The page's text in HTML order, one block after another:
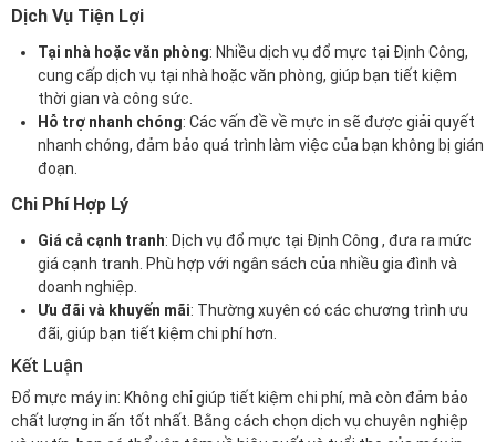
Dịch Vụ Tiện Lợi
Tại nhà hoặc văn phòng: Nhiều dịch vụ đổ mực tại Định Công,
cung cấp dịch vụ tại nhà hoặc văn phòng, giúp bạn tiết kiệm
thời gian và công sức.
Hỗ trợ nhanh chóng: Các vấn đề về mực in sẽ được giải quyết
nhanh chóng, đảm bảo quá trình làm việc của bạn không bị gián
đoạn.
Chi Phí Hợp Lý
Giá cả cạnh tranh: Dịch vụ đổ mực tại Định Công , đưa ra mức
giá cạnh tranh. Phù hợp với ngân sách của nhiều gia đình và
doanh nghiệp.
Ưu đãi và khuyến mãi: Thường xuyên có các chương trình ưu
đãi, giúp bạn tiết kiệm chi phí hơn.
Kết Luận
Đổ mực máy in: Không chỉ giúp tiết kiệm chi phí, mà còn đảm bảo
chất lượng in ấn tốt nhất. Bằng cách chọn dịch vụ chuyên nghiệp